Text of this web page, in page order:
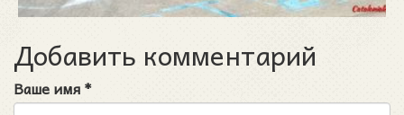
Добавить комментарий
Ваше имя*